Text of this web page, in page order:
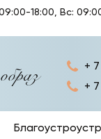
18:00, Вс:
+
+